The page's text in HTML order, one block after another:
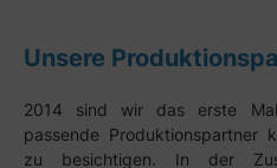
Unsere
2014 sind wir das erste
passende Produktionspartner
zu besichtigen. In der